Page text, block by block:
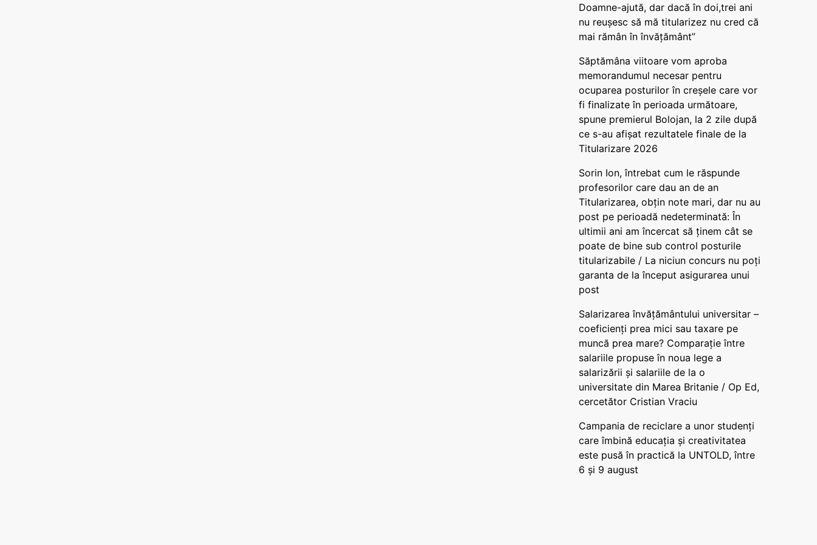
Doamne-ajută, dar dacă în doi,trei ani
nu reușesc să mă titularizez nu cred că
mai rămân în învățământ”
Săptămâna viitoare vom aproba
memorandumul necesar pentru
ocuparea posturilor în creșele care vor
fi finalizate în perioada următoare,
spune premierul Bolojan, la 2 zile după
ce s-au afișat rezultatele finale de la
Titularizare 2026
Sorin Ion, întrebat cum le răspunde
profesorilor care dau an de an
Titularizarea, obțin note mari, dar nu au
post pe perioadă nedeterminată: În
ultimii ani am încercat să ținem cât se
poate de bine sub control posturile
titularizabile / La niciun concurs nu poți
garanta de la început asigurarea unui
post
Salarizarea învățământului universitar –
coeficienți prea mici sau taxare pe
muncă prea mare? Comparație între
salariile propuse în noua lege a
salarizării și salariile de la o
universitate din Marea Britanie / Op Ed,
cercetător Cristian Vraciu
Campania de reciclare a unor studenți
care îmbină educația și creativitatea
este pusă în practică la UNTOLD, între
6 și 9 august